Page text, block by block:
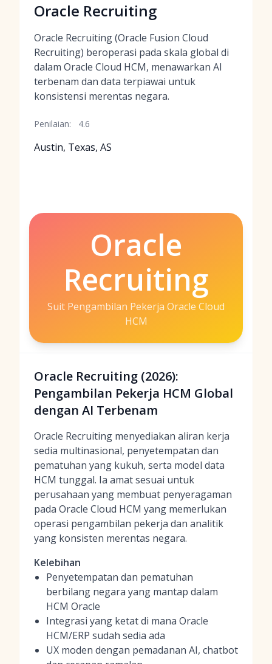
Oracle Recruiting
Oracle Recruiting (Oracle Fusion Cloud
Recruiting) beroperasi pada skala global di
dalam Oracle Cloud HCM, menawarkan AI
terbenam dan data terpiawai untuk
konsistensi merentas negara.
Penilaian: 4.6
Austin, Texas, AS
Oracle
Recruiting
Suit Pengambilan Pekerja Oracle Cloud
HCM
Oracle Recruiting (2026):
Pengambilan Pekerja HCM Global
dengan AI Terbenam
Oracle Recruiting menyediakan aliran kerja
sedia multinasional, penyetempatan dan
pematuhan yang kukuh, serta model data
HCM tunggal. Ia amat sesuai untuk
perusahaan yang membuat penyeragaman
pada Oracle Cloud HCM yang memerlukan
operasi pengambilan pekerja dan analitik
yang konsisten merentas negara.
Kelebihan
Penyetempatan dan pematuhan
berbilang negara yang mantap dalam
HCM Oracle
Integrasi yang ketat di mana Oracle
HCM/ERP sudah sedia ada
UX moden dengan pemadanan AI, chatbot